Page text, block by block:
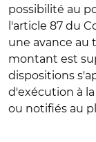
possibilité au
l'article 87 du
une avance au
montant est
dispositions
d'exécution à
ou notifiés au